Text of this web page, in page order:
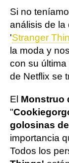
Si no
análisis de la
'Stranger
la moda y
con su
de Netflix se
El Monstruo
"
golosinas de
importancia
Todos los